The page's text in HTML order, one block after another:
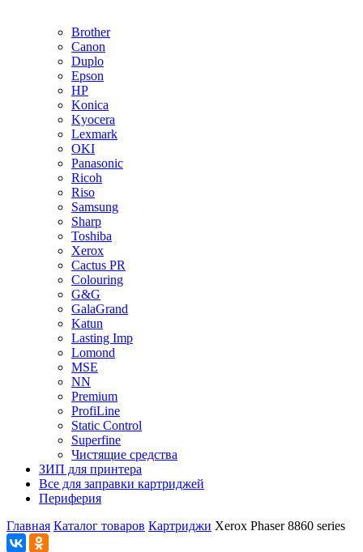
Brother
Canon
Duplo
Epson
HP
Konica
Kyocera
Lexmark
OKI
Panasonic
Ricoh
Riso
Samsung
Sharp
Toshiba
Xerox
Cactus PR
Colouring
G&G
GalaGrand
Katun
Lasting Imp
Lomond
MSE
NN
Premium
ProfiLine
Static Control
Superfine
Чистящие средства
ЗИП для принтера
Все для заправки картриджей
Периферия
Главная Каталог товаров Картриджи Xerox Phaser 8860 series